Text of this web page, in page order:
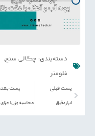
دسته‌بندی:چگالی سنج,
فلومتر
پست قبلی
ابزار دقیق
پست بعدی
محاسبه وزن اجزای تشکیل دهنده سوسپانسیون